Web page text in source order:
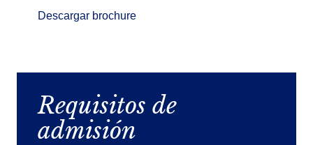
Descargar brochure
Requisitos de
admisión